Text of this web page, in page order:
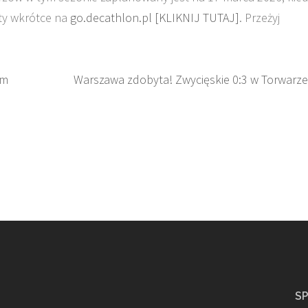
wkrótce na go.decathlon.pl [KLIKNIJ TUTAJ]. Przeżyj
Warszawa zdobyta! Zwycięskie 0:3 w